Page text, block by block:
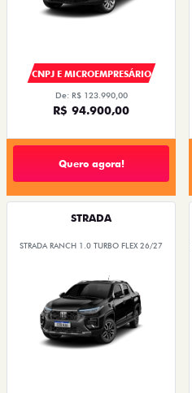
CNPJ E MICROEMPRESÁRIO
De: R$ 123.990,00
R$ 94.900,00
Quero agora!
STRADA
STRADA RANCH 1.0 TURBO FLEX 26/27